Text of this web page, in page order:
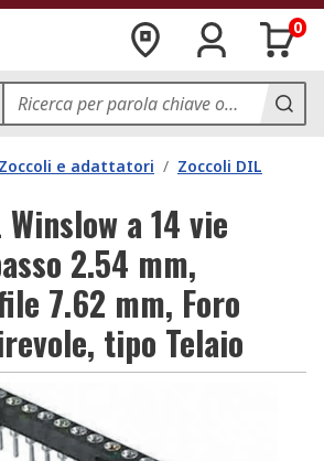
0
Zoccoli e adattatori / Zoccoli DIL
a 14 vie
2.54 mm,
7.62 mm, Foro
tipo Telaio